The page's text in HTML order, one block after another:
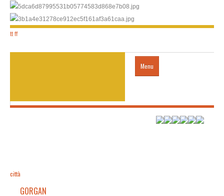
tt ff
Menu
HOTEL
città
GORGAN